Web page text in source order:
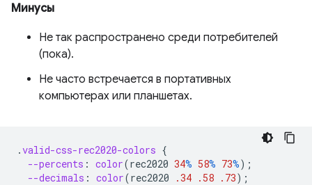
Минусы
Не так распространено среди потребителей
(пока).
Не часто встречается в портативных
компьютерах или планшетах.
.valid-css-rec2020-colors {
--percents : color(rec2020 34% 58% 73%);
--decimals : color(rec2020 .34 .58 .73);